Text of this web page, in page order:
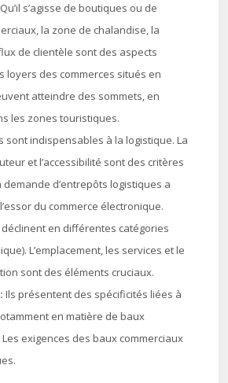
Qu’il s’agisse de boutiques ou de
la zone de chalandise, la
de clientèle sont des aspects
loyers des commerces situés en
atteindre des sommets, en
les zones touristiques.
sont indispensables à la logistique. La
et l’accessibilité sont des critères
demande d’entrepôts logistiques a
du commerce électronique.
déclinent en différentes catégories
L’emplacement, les services et le
sont des éléments cruciaux.
Ils présentent des spécificités liées à
en matière de baux
exigences des baux commerciaux